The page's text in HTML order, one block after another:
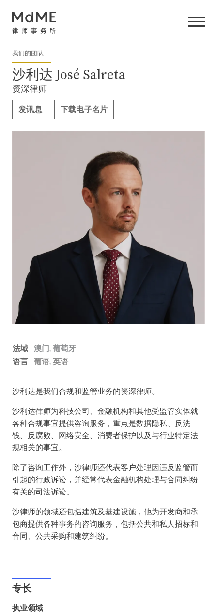
我们的团队
沙利达 José Salreta
资深律师
发讯息 下载电子名片
法域 澳门, 葡萄牙
语言
葡语 英语
沙利达是我们合规和监管业务的资深律师。
沙利达律师为科技公司、金融机构和其他受监管实体就
各种合规事宜提供咨询服务，重点是数据隐私、反洗
钱、反腐败、网络安全、消费者保护以及与行业特定法
规相关的事宜。
除了咨询工作外，沙律师还代表客户处理因违反监管而
引起的行政诉讼，并经常代表金融机构处理与合同纠纷
有关的司法诉讼。
沙律师的领域还包括建筑及基建设施，他为开发商和承
包商提供各种事务的咨询服务，包括公共和私人招标和
合同、公共采购和建筑纠纷。
专长
执业领域